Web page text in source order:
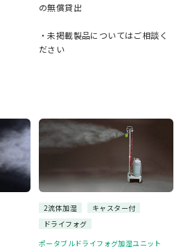
の無償貸出
・未掲載製品についてはご相談く
ださい
2流体加湿
キャスター付
ドライフォグ
ポータブルドライフォグ加湿ユニット